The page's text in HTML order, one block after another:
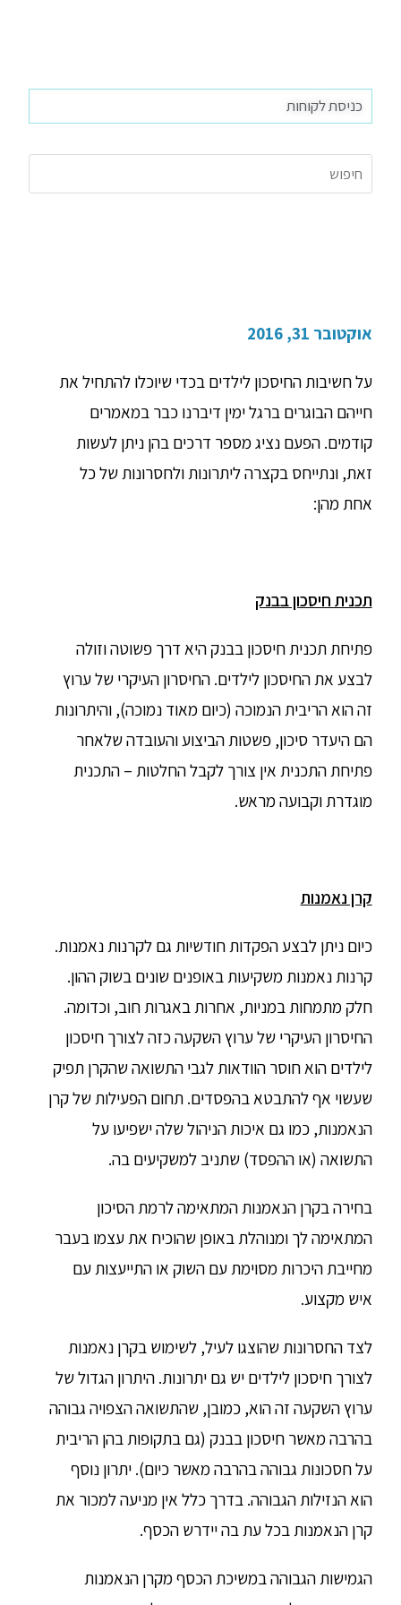
כניסת לקוחות
אוקטובר 31, 2016
על חשיבות החיסכון לילדים בכדי שיוכלו להתחיל את
חייהם הבוגרים ברגל ימין דיברנו כבר במאמרים
קודמים. הפעם נציג מספר דרכים בהן ניתן לעשות
זאת, ונתייחס בקצרה ליתרונות ולחסרונות של כל
אחת מהן:
תכנית חיסכון בבנק
פתיחת תכנית חיסכון בבנק היא דרך פשוטה וזולה
לבצע את החיסכון לילדים. החיסרון העיקרי של ערוץ
זה הוא הריבית הנמוכה (כיום מאוד נמוכה), והיתרונות
הם היעדר סיכון, פשטות הביצוע והעובדה שלאחר
פתיחת התכנית אין צורך לקבל החלטות – התכנית
מוגדרת וקבועה מראש.
קרן נאמנות
כיום ניתן לבצע הפקדות חודשיות גם לקרנות נאמנות.
קרנות נאמנות משקיעות באופנים שונים בשוק ההון.
חלק מתמחות במניות, אחרות באגרות חוב, וכדומה.
החיסרון העיקרי של ערוץ השקעה כזה לצורך חיסכון
לילדים הוא חוסר הוודאות לגבי התשואה שהקרן תפיק
שעשוי אף להתבטא בהפסדים. תחום הפעילות של קרן
הנאמנות, כמו גם איכות הניהול שלה ישפיעו על
התשואה (או ההפסד) שתניב למשקיעים בה.
בחירה בקרן הנאמנות המתאימה לרמת הסיכון
המתאימה לך ומנוהלת באופן שהוכיח את עצמו בעבר
מחייבת היכרות מסוימת עם השוק או התייעצות עם
איש מקצוע.
לצד החסרונות שהוצגו לעיל, לשימוש בקרן נאמנות
לצורך חיסכון לילדים יש גם יתרונות. היתרון הגדול של
ערוץ השקעה זה הוא, כמובן, שהתשואה הצפויה גבוהה
בהרבה מאשר חיסכון בבנק (גם בתקופות בהן הריבית
על חסכונות גבוהה בהרבה מאשר כיום). יתרון נוסף
הוא הנזילות הגבוהה. בדרך כלל אין מניעה למכור את
קרן הנאמנות בכל עת בה יידרש הכסף.
הגמישות הגבוהה במשיכת הכסף מקרן הנאמנות